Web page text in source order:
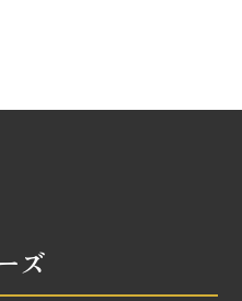
ズ